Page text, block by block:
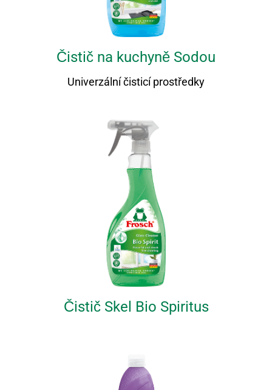
Čistič na kuchyně Sodou
Univerzální čisticí prostředky
Čistič Skel Bio Spiritus